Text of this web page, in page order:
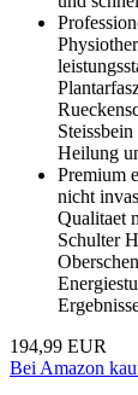
Heilung
Premium
nicht
Qualitaet
Schulter
194,99 EUR
Bei Amazon